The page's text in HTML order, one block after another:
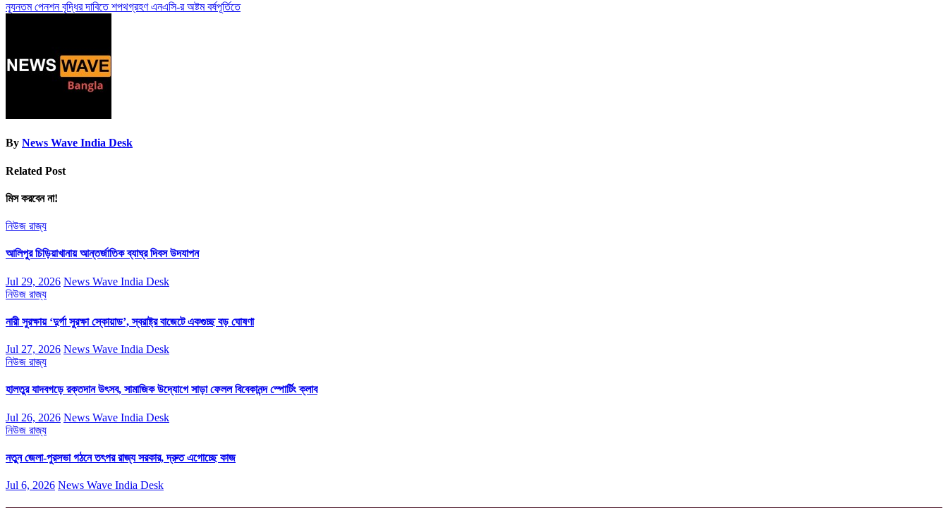
ন্যূনতম পেনশন বৃদ্ধির দাবিতে শপথগ্রহণ এনএসি-র অষ্টম বর্ষপূর্তিতে
By News Wave India Desk
Related Post
মিস করবেন না!
নিউজ রাজ্য
আলিপুর চিড়িয়াখানায় আন্তর্জাতিক ব্যাঘ্র দিবস উদযাপন
Jul 29, 2026 News Wave India Desk
নিউজ রাজ্য
নারী সুরক্ষায় ‘দুর্গা সুরক্ষা স্কোয়াড’, স্বরাষ্ট্র বাজেটে একগুচ্ছ বড় ঘোষণা
Jul 27, 2026 News Wave India Desk
নিউজ রাজ্য
হালতুর যাদবগড়ে রক্তদান উৎসব, সামাজিক উদ্যোগে সাড়া ফেলল বিবেকানন্দ স্পোর্টিং ক্লাব
Jul 26, 2026 News Wave India Desk
নিউজ রাজ্য
নতুন জেলা-পুরসভা গঠনে তৎপর রাজ্য সরকার, দ্রুত এগোচ্ছে কাজ
Jul 6, 2026 News Wave India Desk